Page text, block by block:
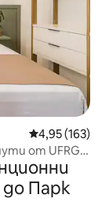
Средна
4,95 (163)
от UFRGS
Парк